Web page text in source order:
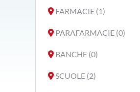
FARMACIE (1)
PARAFARMACIE (0)
BANCHE (0)
SCUOLE (2)